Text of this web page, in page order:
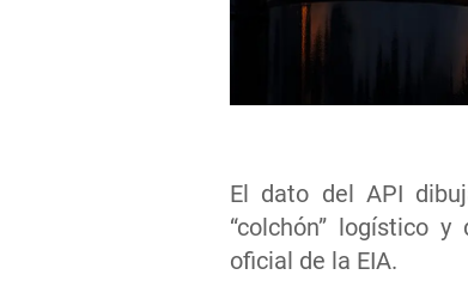
El dato del API
“colchón” logístico
oficial de la EIA.